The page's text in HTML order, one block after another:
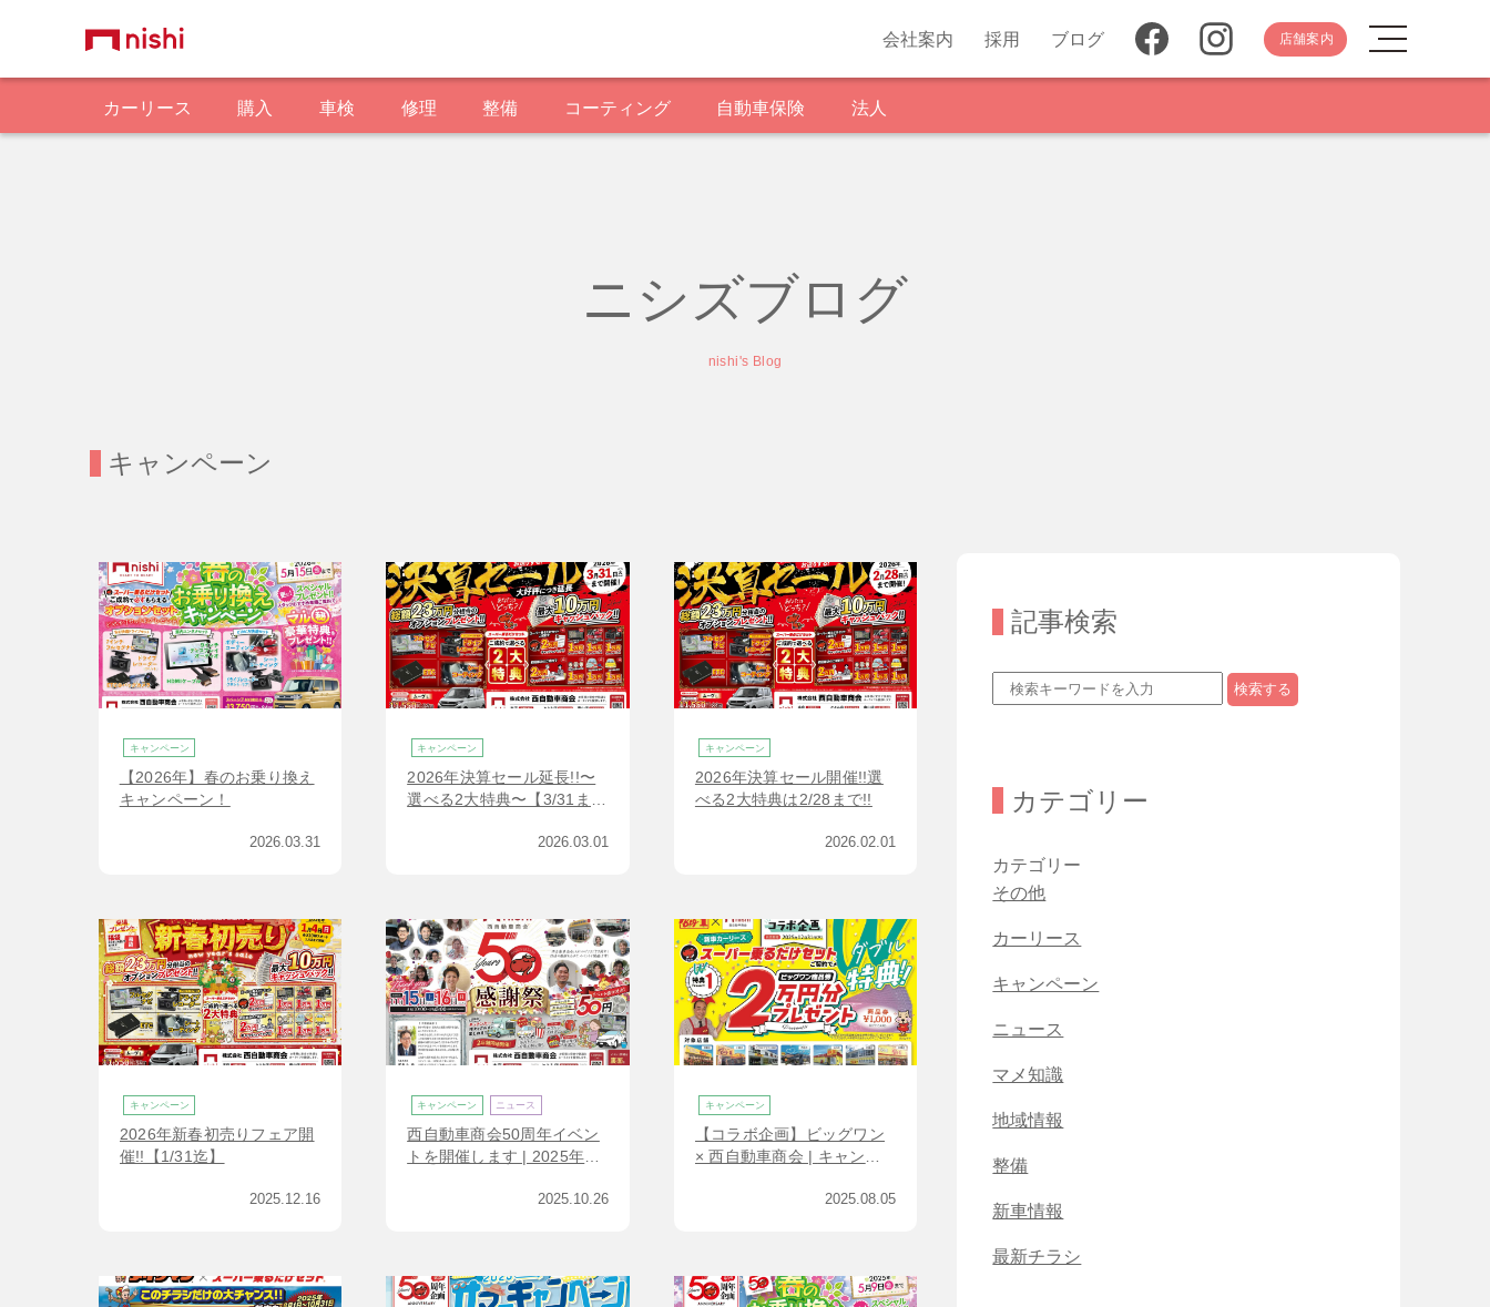
会社案内 採用 ブログ 店舗案内
カーリース 購入 車検 修理 整備 コーティング 自動車保険 法人
ニシズブログ
nishi's Blog
キャンペーン
キャンペーン
【2026年】春のお乗り換え
キャンペーン！
2026.03.31
キャンペーン
2026年決算セール延長!!〜
選べる2大特典〜【3/31ま
2026.03.01
キャンペーン
2026年決算セール開催!!選
べる2大特典は2/28まで!!
2026.02.01
キャンペーン
2026年新春初売りフェア開
催!!【1/31迄】
2025.12.16
キャンペーン ニュース
西自動車商会50周年イベン
トを開催します | 2025年11
2025.10.26
キャンペーン
【コラボ企画】ビッグワン
× 西自動車商会 | キャンペ
2025.08.05
記事検索
検索する
カテゴリー
カテゴリー
その他
カーリース
キャンペーン
ニュース
マメ知識
地域情報
整備
新車情報
最新チラシ